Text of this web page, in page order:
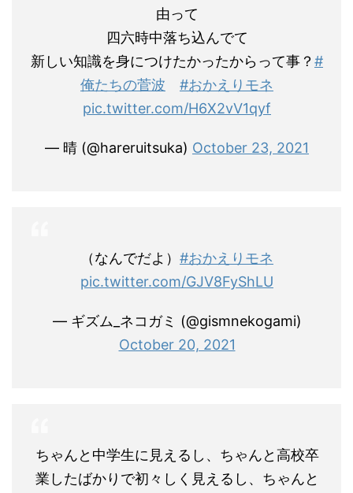
由って
四六時中落ち込んでて
新しい知識を身につけたかったからって事？ #
俺たちの菅波
#おかえりモネ
pic.twitter.com/H6X2vV1qyf
— 晴 (@hareruitsuka) October 23, 2021
（なんでだよ） #おかえりモネ
pic.twitter.com/GJV8FyShLU
— ギズム_ネコガミ (@gismnekogami)
October 20, 2021
ちゃんと中学生に見えるし、ちゃんと高校卒
業したばかりで初々しく見えるし、ちゃんと